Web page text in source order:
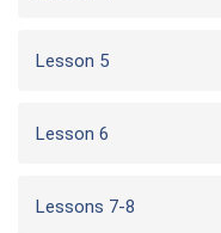
Lesson 5
Lesson 6
Lessons 7-8